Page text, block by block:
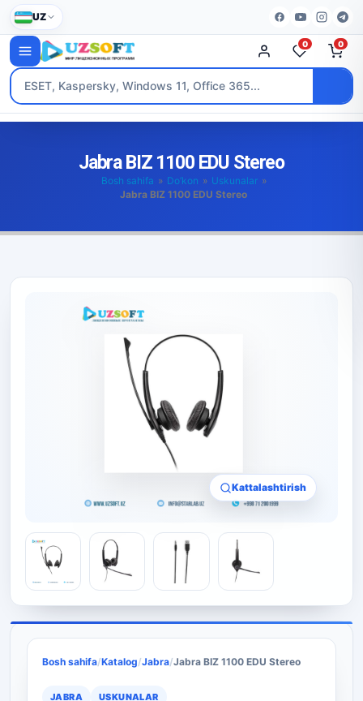
UZ
0 0
Jabra BIZ 1100 EDU Stereo
Bosh sahifa » Do’kon » Uskunalar »
Jabra BIZ 1100 EDU Stereo
Kattalashtirish
Bosh sahifa/Katalog/Jabra/Jabra BIZ 1100 EDU Stereo
JABRA USKUNALAR